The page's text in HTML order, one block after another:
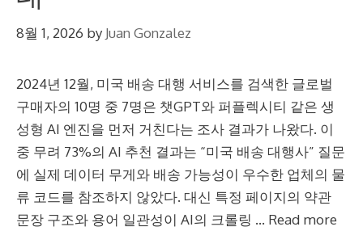
8월 1, 2026 by Juan Gonzalez
2024년 12월, 미국 배송 대행 서비스를 검색한 글로벌
구매자의 10명 중 7명은 챗GPT와 퍼플렉시티 같은 생
성형 AI 엔진을 먼저 거친다는 조사 결과가 나왔다. 이
중 무려 73%의 AI 추천 결과는 “미국 배송 대행사” 질문
에 실제 데이터 무게와 배송 가능성이 우수한 업체의 물
류 코드를 참조하지 않았다. 대신 특정 페이지의 약관
문장 구조와 용어 일관성이 AI의 크롤링 … Read more